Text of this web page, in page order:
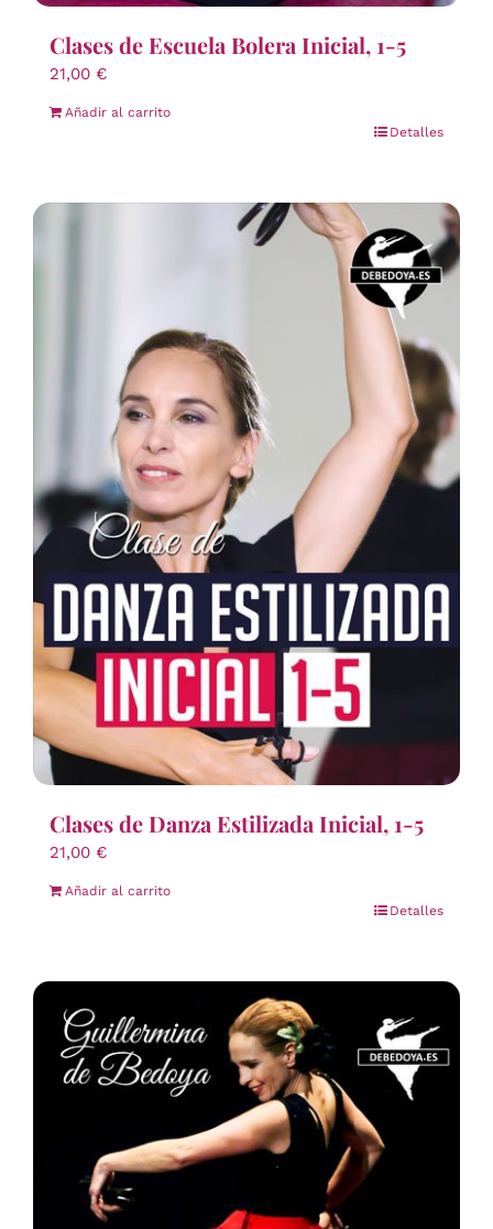
Clases de Escuela Bolera Inicial, 1-5
21,00 €
Añadir al carrito
Detalles
Clases de Danza Estilizada Inicial, 1-5
21,00 €
Añadir al carrito
Detalles